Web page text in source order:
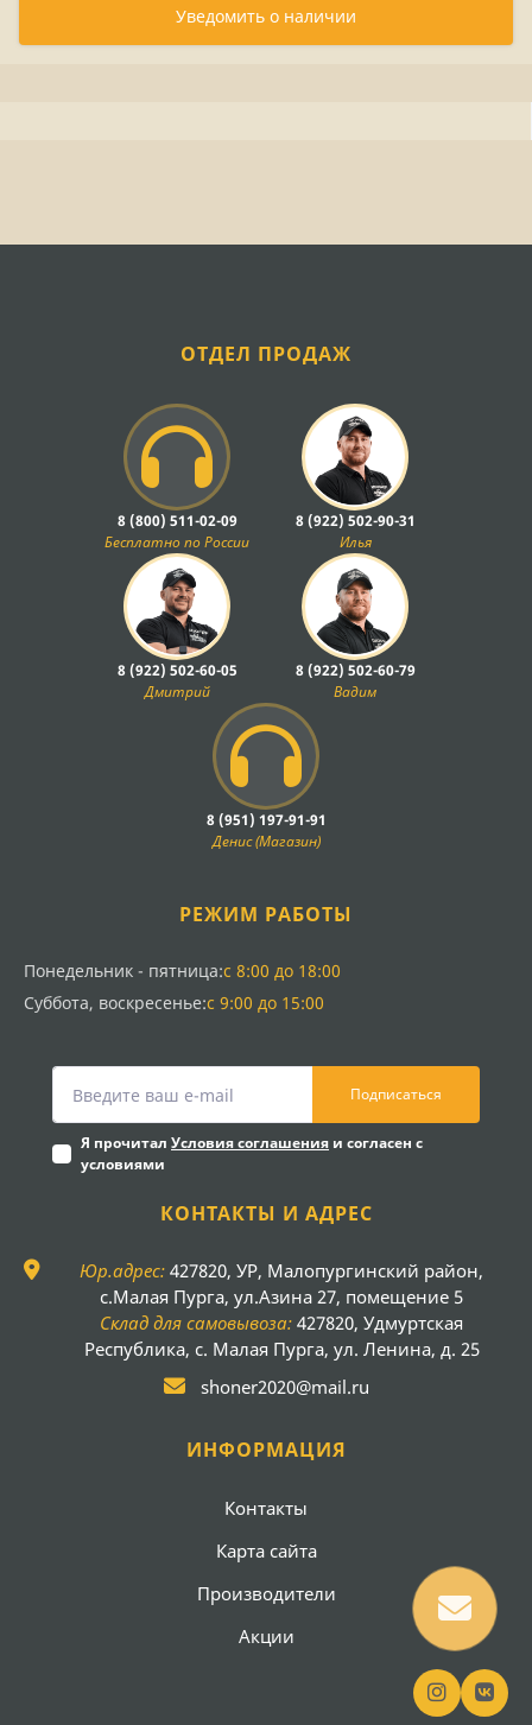
Уведомить о наличии
ОТДЕЛ ПРОДАЖ
8 (800) 511-02-09
Бесплатно по России
8 (922) 502-90-31
Илья
8 (922) 502-60-05
Дмитрий
8 (922) 502-60-79
Вадим
8 (951) 197-91-91
Денис (Магазин)
РЕЖИМ РАБОТЫ
Понедельник - пятница:с 8:00 до 18:00
Суббота, воскресенье:с 9:00 до 15:00
Подписаться
Я прочитал Условия соглашения и согласен с
условиями
КОНТАКТЫ И АДРЕС
Юр.адрес: 427820, УР, Малопургинский район,
с.Малая Пурга, ул.Азина 27, помещение 5
Склад для самовывоза: 427820, Удмуртская
Республика, с. Малая Пурга, ул. Ленина, д. 25
shoner2020@mail.ru
ИНФОРМАЦИЯ
Контакты
Карта сайта
Производители
Акции